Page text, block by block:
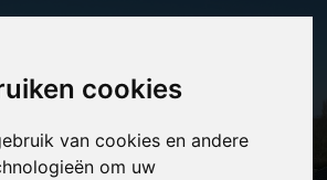
cookies
van cookies en andere
om uw